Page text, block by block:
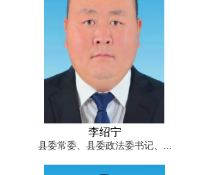
李绍宁​
县委常委、县委政法委书记、...